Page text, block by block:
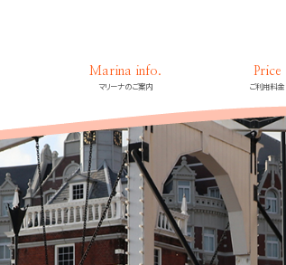
Marina info.
マリーナのご案内
Price
ご利用料金